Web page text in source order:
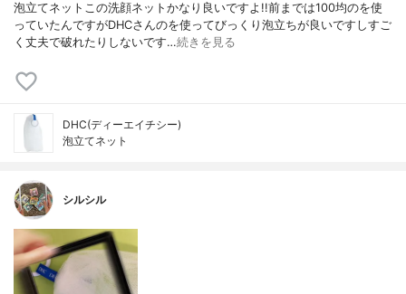
泡立てネットこの洗顔ネットかなり良いですよ!!前までは100均のを使
っていたんですがDHCさんのを使ってびっくり泡立ちが良いですしすご
く丈夫で破れたりしないです…続きを見る
DHC(ディーエイチシー)
泡立てネット
シルシル